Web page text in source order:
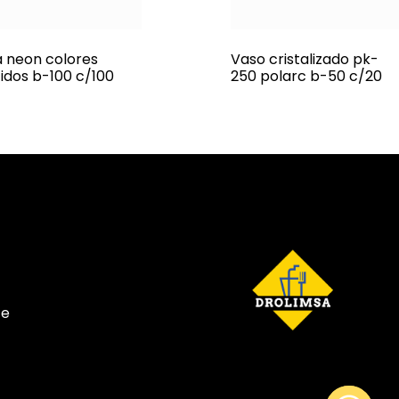
neon colores
b-100 c/100
Vaso cristalizado pk-
250 polarc b-50 c/20